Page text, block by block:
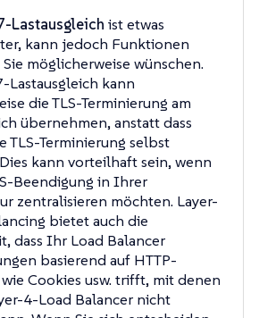
Lastausgleich ist etwas
kann jedoch Funktionen
möglicherweise wünschen.
Lastausgleich kann
die TLS-Terminierung am
übernehmen, anstatt dass
TLS-Terminierung selbst
kann vorteilhaft sein, wenn
Beendigung in Ihrer
zentralisieren möchten. Layer-
bietet auch die
dass Ihr Load Balancer
basierend auf HTTP-
Cookies usw. trifft, mit denen
4-Load Balancer nicht